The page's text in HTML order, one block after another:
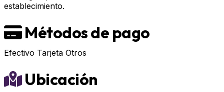
establecimiento.
Métodos de pago
Efectivo Tarjeta Otros
Ubicación